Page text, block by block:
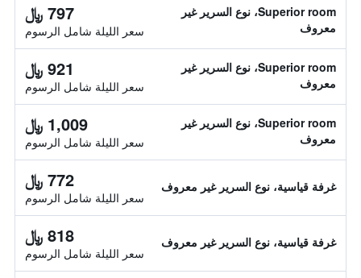
Superior room، نوع السرير غير
معروف
797 ﷼
سعر الليلة شامل الرسوم
Superior room، نوع السرير غير
معروف
921 ﷼
سعر الليلة شامل الرسوم
Superior room، نوع السرير غير
معروف
1,009 ﷼
سعر الليلة شامل الرسوم
غرفة قياسية، نوع السرير غير معروف 772 ﷼
سعر الليلة شامل الرسوم
غرفة قياسية، نوع السرير غير معروف 818 ﷼
سعر الليلة شامل الرسوم